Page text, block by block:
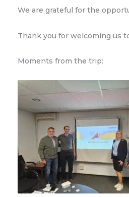
We are grateful for the
Thank you for welcoming us
Moments from the trip: